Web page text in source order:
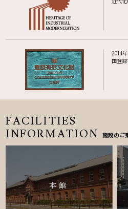
2014
国登
FACILITIES
INFORMATION
施設のご
本館